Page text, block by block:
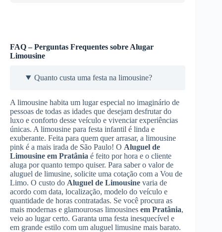
FAQ – Perguntas Frequentes sobre Alugar
Limousine
Quanto custa uma festa na limousine?
A limousine habita um lugar especial no imaginário de
pessoas de todas as idades que desejam desfrutar do
luxo e conforto desse veículo e vivenciar experiências
únicas. A limousine para festa infantil é linda e
exuberante. Feita para quem quer arrasar, a limousine
pink é a mais irada de São Paulo! O Aluguel de
Limousine em Pratânia é feito por hora e o cliente
aluga por quanto tempo quiser. Para saber o valor de
aluguel de limusine, solicite uma cotação com a Vou de
Limo. O custo do Aluguel de Limousine varia de
acordo com data, localização, modelo do veículo e
quantidade de horas contratadas. Se você procura as
mais modernas e glamourosas limousines em Pratânia,
veio ao lugar certo. Garanta uma festa inesquecível e
em grande estilo com um aluguel limusine mais barato.